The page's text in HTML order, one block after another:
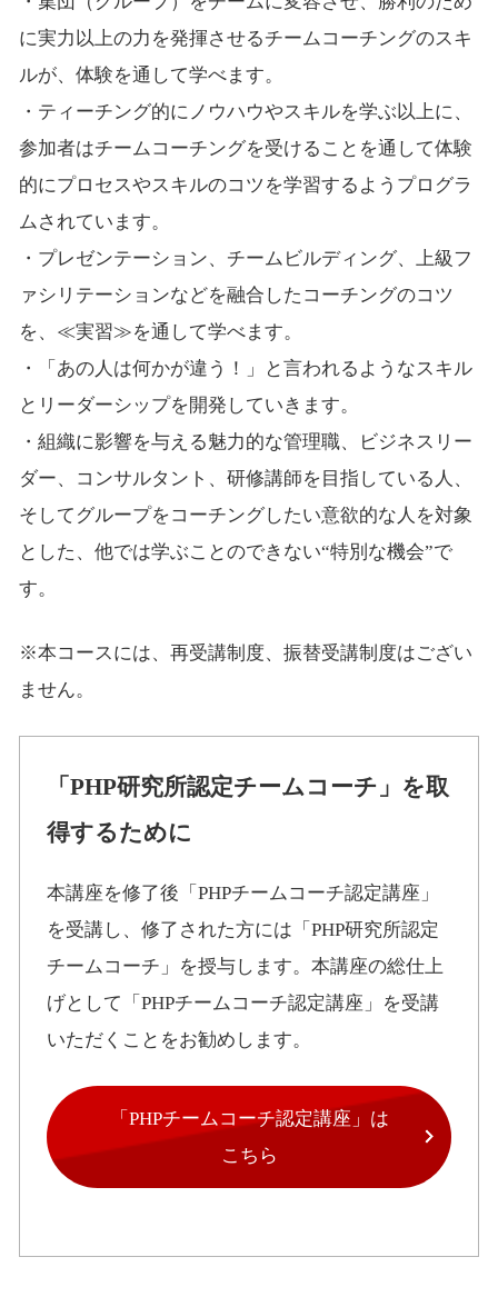
に実力以上の力を発揮させるチームコーチングのスキ
ルが、体験を通して学べます。
・ティーチング的にノウハウやスキルを学ぶ以上に、
参加者はチームコーチングを受けることを通して体験
的にプロセスやスキルのコツを学習するようプログラ
ムされています。
・プレゼンテーション、チームビルディング、上級フ
ァシリテーションなどを融合したコーチングのコツ
を、≪実習≫を通して学べます。
・「あの人は何かが違う！」と言われるようなスキル
とリーダーシップを開発していきます。
・組織に影響を与える魅力的な管理職、ビジネスリー
ダー、コンサルタント、研修講師を目指している人、
そしてグループをコーチングしたい意欲的な人を対象
とした、他では学ぶことのできない“特別な機会”で
す。
※本コースには、再受講制度、振替受講制度はござい
ません。
「PHP研究所認定チームコーチ」を取
得するために
本講座を修了後「PHPチームコーチ認定講座」
を受講し、修了された方には「PHP研究所認定
チームコーチ」を授与します。本講座の総仕上
げとして「PHPチームコーチ認定講座」を受講
いただくことをお勧めします。
「PHPチームコーチ認定講座」は
こちら